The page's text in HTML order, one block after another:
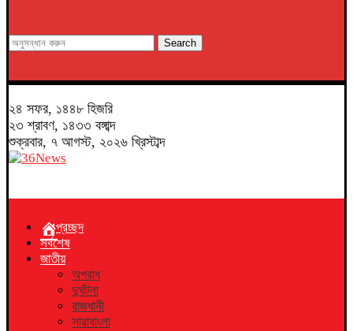
Search
২৪ সফর, ১৪৪৮ হিজরি
২৩ শ্রাবণ, ১৪৩৩ বঙ্গাব্দ
শুক্রবার, ৭ আগস্ট, ২০২৬ খ্রিস্টাব্দ
প্রচ্ছদ
সর্বশেষ
জাতীয়
অপরাধ
দুর্ঘটনা
রাজধানী
সারাবাংলা